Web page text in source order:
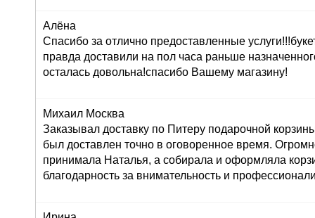
Алёна
Спасибо за отлично предоставленные
правда доставили на пол часа раньше
осталась довольна!спасибо Вашему магазину!
Михаил Москва
Заказывал доставку по Питеру подарочной
был доставлен точно в оговоренное время.
принимала Наталья, а собирала и оформляла
благодарность за внимательность и